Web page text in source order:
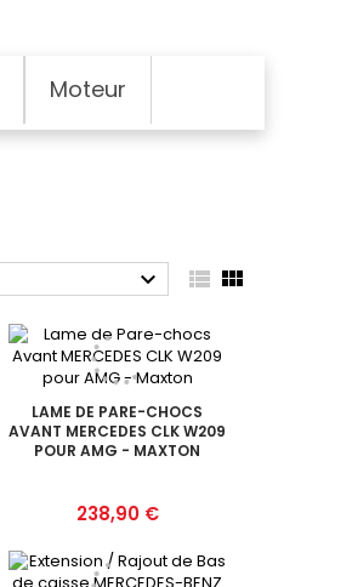
Moteur
  
LAME DE PARE-CHOCS
AVANT MERCEDES CLK W209
POUR AMG - MAXTON
Prix
238,90 €